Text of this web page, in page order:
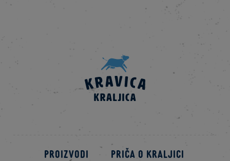
Proizvodi
Priča o kraljici